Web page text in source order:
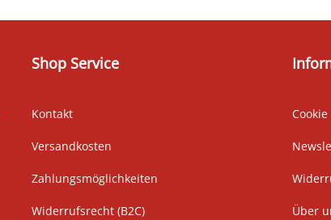
Shop Service
Kontakt
Versandkosten
Zahlungsmöglichkeiten
Widerrufsrecht (B2C) Über